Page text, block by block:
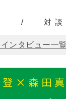
対
ンタビュー一覧